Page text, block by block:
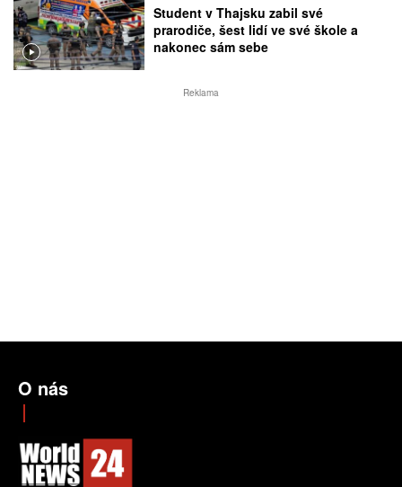
Student v Thajsku zabil své
prarodiče, šest lidí ve své škole a
nakonec sám sebe
Reklama
O nás